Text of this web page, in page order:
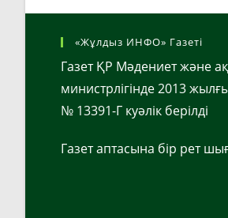
«Жұлдыз ИНФО» Газеті
Газет ҚР Мәдениет және
министрлігінде 2013
№ 13391-Г куәлік берілді
Газет аптасына бір рет